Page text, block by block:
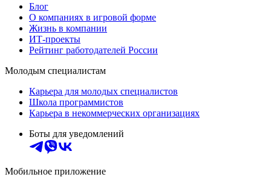
Блог
О компаниях в игровой форме
Жизнь в компании
ИТ-проекты
Рейтинг работодателей России
Молодым специалистам
Карьера для молодых специалистов
Школа программистов
Карьера в некоммерческих организациях
Боты для уведомлений
Мобильное приложение